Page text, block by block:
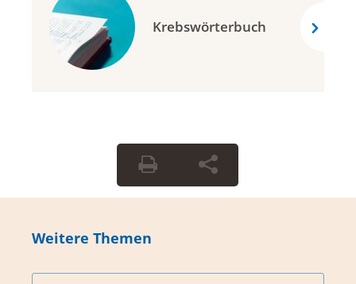
Krebswörterbuch
Weitere Themen